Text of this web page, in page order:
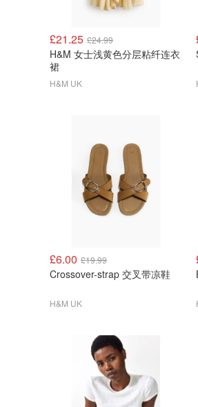
£21.25 £24.99
H&M 女士浅黄色分层粘纤连衣
裙
H&M UK
£6.00 £19.99
Crossover-strap 交叉带凉鞋
H&M UK